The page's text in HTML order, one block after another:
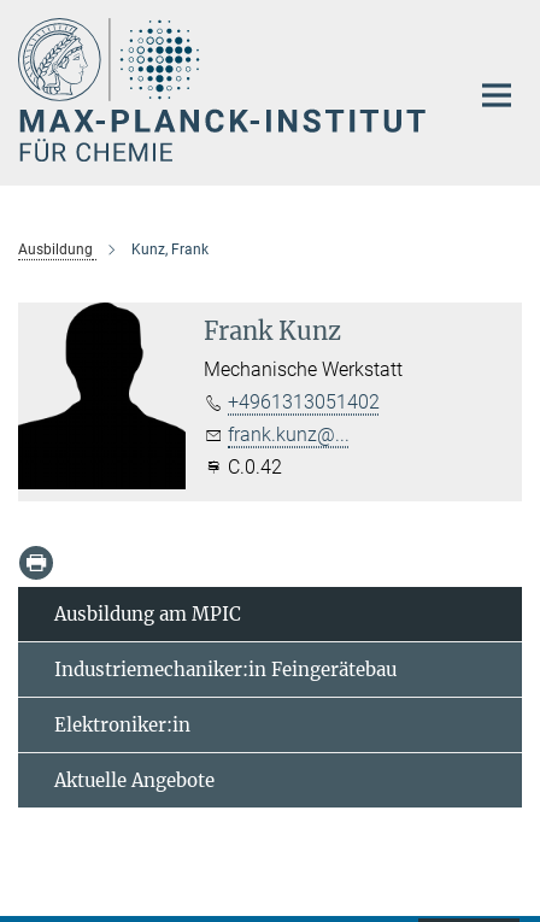
Hauptinhalt
Ausbildung Kunz, Frank
Frank Kunz
Mechanische Werkstatt
+4961313051402
frank.kunz@...
C.0.42
Ausbildung am MPIC
Industriemechaniker:in Feingerätebau
Elektroniker:in
Aktuelle Angebote